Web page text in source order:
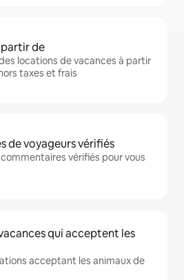
partir de
locations de vacances à partir
taxes et frais
de voyageurs vérifiés
commentaires vérifiés pour vous
qui acceptent les
acceptant les animaux de